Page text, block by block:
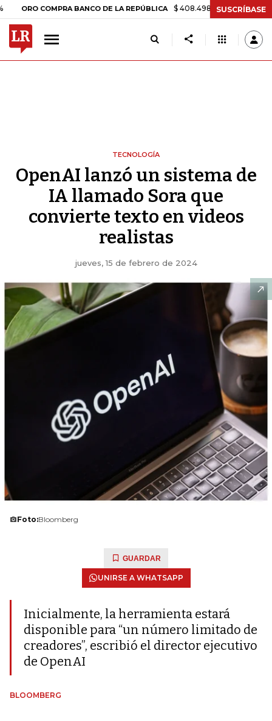
COMPRA BANCO DE LA REPÚBLICA $ 408.498,97 +$ 8.753,81 +2,19%
SUSCRÍBASE
TECNOLOGÍA
OpenAI lanzó un sistema de
IA llamado Sora que
convierte texto en videos
realistas
jueves, 15 de febrero de 2024
Foto:Bloomberg
GUARDAR
UNIRSE A WHATSAPP
Inicialmente, la herramienta estará
disponible para “un número limitado de
creadores”, escribió el director ejecutivo
de OpenAI
BLOOMBERG